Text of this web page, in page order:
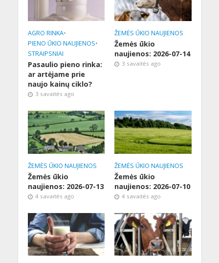
AGRO RINKA•
PIENO ŪKIO NAUJIENOS•
STRAIPSNIAI
Pasaulio pieno rinka:
ar artėjame prie
naujo kainų ciklo?
3 savaitės ago
ŽEMĖS ŪKIO NAUJIENOS
Žemės ūkio
naujienos: 2026-07-14
3 savaitės ago
ŽEMĖS ŪKIO NAUJIENOS
Žemės ūkio
naujienos: 2026-07-13
4 savaitės ago
ŽEMĖS ŪKIO NAUJIENOS
Žemės ūkio
naujienos: 2026-07-10
4 savaitės ago